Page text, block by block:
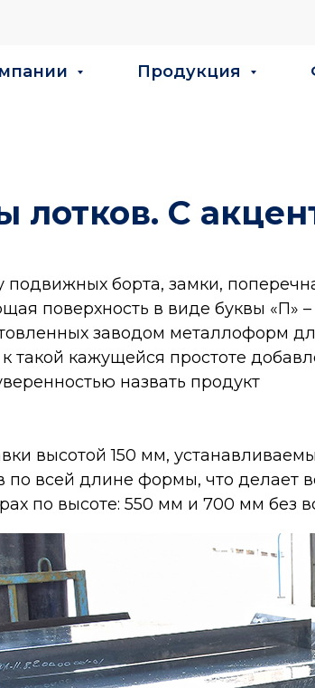
Продукция
С
борта, замки,
поверхность в виде буквы «П» –
заводом металлоформ
такой кажущейся простоте
назвать продукт
высотой 150 мм,
по всей длине формы, что делает
по высоте: 550 мм и 700 мм без